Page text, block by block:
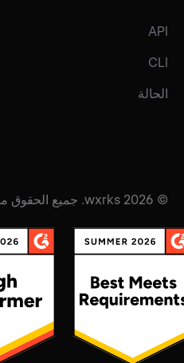
API
CLI
الحالة
© 2026 wxrks. جميع الحقوق محفوظة.